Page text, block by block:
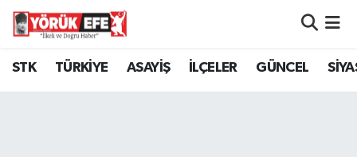
STK TÜRKİYE ASAYİŞ İLÇELER GÜNCEL
Aydın Nöbetçi Eczaneler